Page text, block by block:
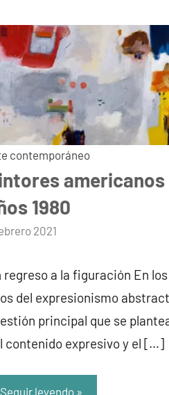
contemporáneo
americanos
1980
2021
regreso a la figuración En
del expresionismo
principal que se
contenido expresivo y el […]
Seguir leyendo